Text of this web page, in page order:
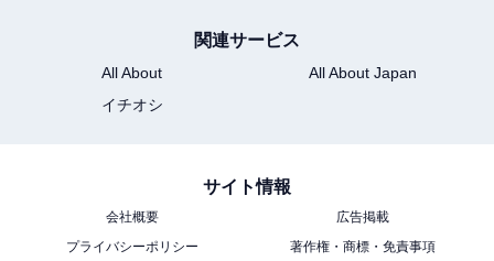
4位までのランキング結果を見る
関連サービス
All About
All About Japan
イチオシ
サイト情報
会社概要
広告掲載
プライバシーポリシー
著作権・商標・免責事項